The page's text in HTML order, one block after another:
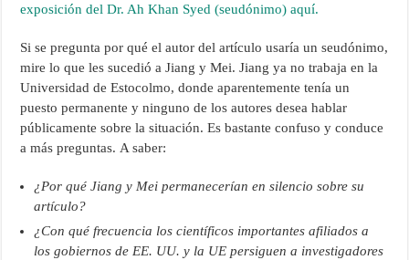
exposición del Dr. Ah Khan Syed (seudónimo) aquí.
Si se pregunta por qué el autor del artículo usaría un seudónimo,
mire lo que les sucedió a Jiang y Mei. Jiang ya no trabaja en la
Universidad de Estocolmo, donde aparentemente tenía un
puesto permanente y ninguno de los autores desea hablar
públicamente sobre la situación. Es bastante confuso y conduce
a más preguntas. A saber:
¿Por qué Jiang y Mei permanecerían en silencio sobre su
artículo?
¿Con qué frecuencia los científicos importantes afiliados a
los gobiernos de EE. UU. y la UE persiguen a investigadores